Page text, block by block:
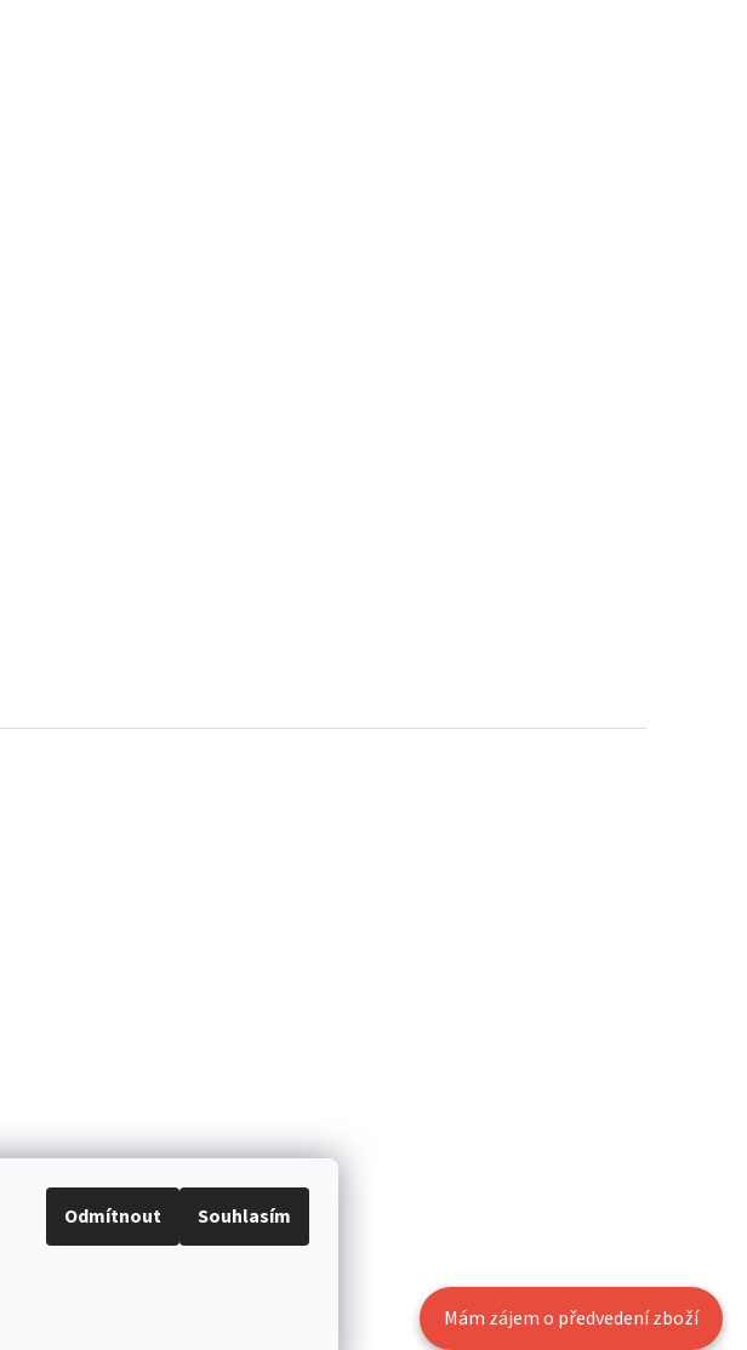
Mám zájem o předvedení zboží
Odmítnout Souhlasím
Vytvořil Shoptet